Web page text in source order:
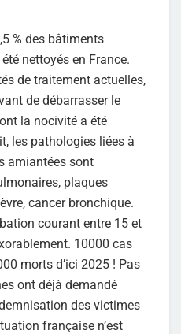
% des bâtiments
nettoyés en France.
de traitement actuelles,
de débarrasser le
la nocivité a été
les pathologies liées à
amiantées sont
plaques
cancer bronchique.
courant entre 15 et
10000 cas
morts d’ici 2025 ! Pas
ont déjà demandé
des victimes
française n’est